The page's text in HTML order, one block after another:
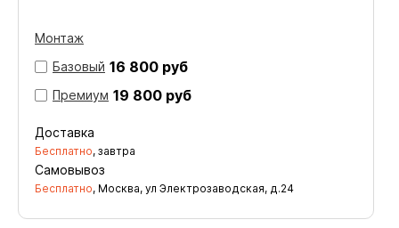
Монтаж
Базовый 16 800 руб
Премиум 19 800 руб
Доставка
Бесплатно, завтра
Самовывоз
Бесплатно, Москва, ул Электрозаводская, д.24